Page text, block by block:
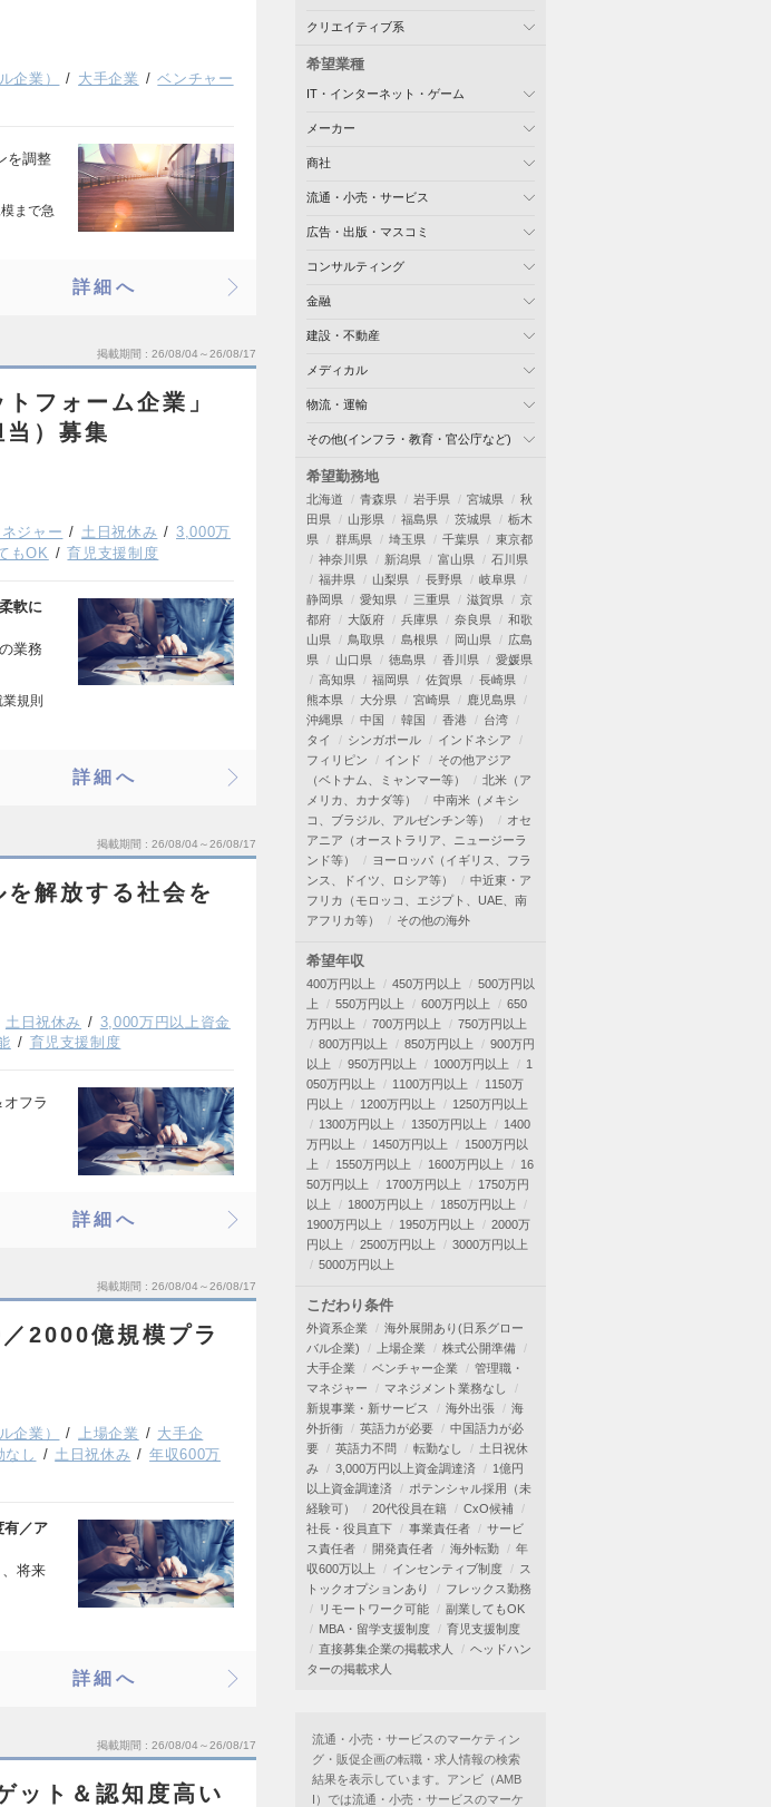
企業） 大手企業
ベンチャー
を調整
まで急
詳細へ
掲載期間 26/08/04～26/08/17
フォーム企業」
）募集
ジャー 土日祝休み
3,000万
もOK 育児支援制度
軟に
業務
規則
詳細へ
掲載期間 26/08/04～26/08/17
を解放する社会を
土日祝休み
3,000万円以上資金
育児支援制度
フラ
詳細へ
掲載期間 26/08/04～26/08/17
2000億規模プラ
企業） 上場企業
大手企
なし 土日祝休み
年収600万
有／ア
将来
詳細へ
掲載期間 26/08/04～26/08/17
ット＆認知度高い
クリエイティブ系
希望業種
IT・インターネット・ゲーム
メーカー
商社
流通・小売・サービス
広告・出版・マスコミ
コンサルティング
金融
建設・不動産
メディカル
物流・運輸
その他(インフラ・教育・官公庁など)
希望勤務地
北海道 青森県 岩手県 宮城県
秋
田県
山形県 福島県 茨城県
栃木
県
群馬県 埼玉県 千葉県
東京都
神奈川県
新潟県 富山県
石川県
福井県
山梨県 長野県
岐阜県
静岡県
愛知県 三重県 滋賀県
京
都府
大阪府 兵庫県 奈良県
和歌
山県
鳥取県 島根県 岡山県
広島
県
山口県 徳島県 香川県
愛媛県
高知県
福岡県 佐賀県
長崎県
熊本県
大分県 宮崎県
鹿児島県
沖縄県
中国 韓国 香港
台湾
タイ
シンガポール
インドネシア
フィリピン
インド
その他アジア
（ベトナム、ミャンマー等）
北米（ア
メリカ、カナダ等）
中南米（メキシ
コ、ブラジル、アルゼンチン等）
オセ
アニア（オーストラリア、ニュージーラ
ンド等）
ヨーロッパ（イギリス、フラ
ンス、ドイツ、ロシア等）
中近東・ア
フリカ（モロッコ、エジプト、UAE、南
アフリカ等）
その他の海外
希望年収
400万円以上 450万円以上
500万円以
上
550万円以上 600万円以上
650
万円以上
700万円以上
750万円以上
800万円以上
850万円以上
900万円
以上
950万円以上 1000万円以上
1
050万円以上
1100万円以上
1150万
円以上
1200万円以上
1250万円以上
1300万円以上
1350万円以上
1400
万円以上
1450万円以上
1500万円以
上
1550万円以上 1600万円以上
16
50万円以上
1700万円以上
1750万円
以上
1800万円以上
1850万円以上
1900万円以上
1950万円以上
2000万
円以上
2500万円以上
3000万円以上
5000万円以上
こだわり条件
外資系企業
海外展開あり(日系グロー
バル企業)
上場企業
株式公開準備
大手企業
ベンチャー企業
管理職・
マネジャー
マネジメント業務なし
新規事業・新サービス
海外出張
海
外折衝
英語力が必要
中国語力が必
要
英語力不問 転勤なし
土日祝休
み
3,000万円以上資金調達済
1億円
以上資金調達済
ポテンシャル採用（未
経験可）
20代役員在籍
CxO候補
社長・役員直下
事業責任者
サービ
ス責任者
開発責任者 海外転勤
年
収600万以上
インセンティブ制度
ス
トックオプションあり
フレックス勤務
リモートワーク可能
副業してもOK
MBA・留学支援制度
育児支援制度
直接募集企業の掲載求人
ヘッドハン
ターの掲載求人
流通・小売・サービスのマーケティン
グ・販促企画の転職・求人情報の検索
結果を表示しています。アンビ（AMB
I）では流通・小売・サービスのマーケ